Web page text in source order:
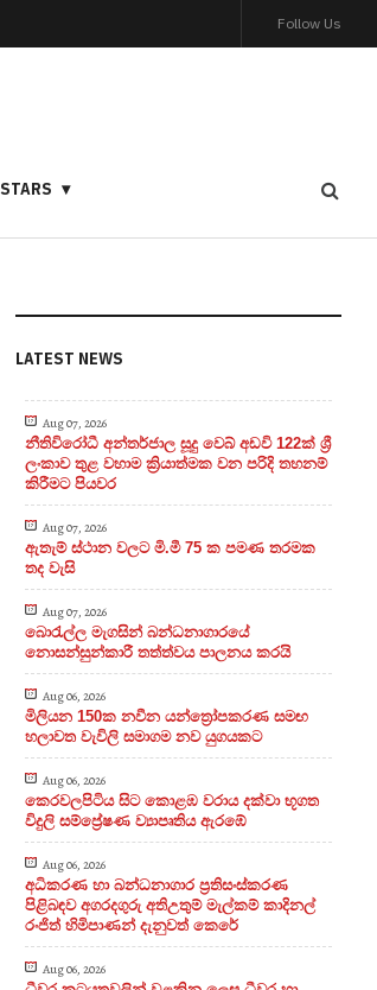
Follow Us
STARS
LATEST NEWS
Aug 07, 2026
නීතිවිරෝධී අන්තර්ජාල සූදු වෙබ් අඩවි 122ක් ශ්‍රී
ලංකාව තුළ වහාම ක්‍රියාත්මක වන පරිදි තහනම්
කිරීමට පියවර
Aug 07, 2026
ඇතැම් ස්ථාන වලට මි.මී 75 ක පමණ තරමක
තද වැසි
Aug 07, 2026
බොරැල්ල මැගසින් බන්ධනාගාරයේ
නොසන්සුන්කාරී තත්ත්වය පාලනය කරයි
Aug 06, 2026
මිලියන 150ක නවීන යන්ත්‍රෝපකරණ සමඟ
හලාවත වැවිලි සමාගම නව යුගයකට
Aug 06, 2026
කෙරවලපිටිය සිට කොළඹ වරාය දක්වා භූගත
විදුලි සම්ප්‍රේෂණ ව්‍යාපෘතිය ඇරඹේ
Aug 06, 2026
අධිකරණ හා බන්ධනාගාර ප්‍රතිසංස්කරණ
පිළිබඳව අගරදගුරු අතිඋතුම් මැල්කම් කාදිනල්
රංජිත් හිමිපාණන් දැනුවත් කෙරේ
Aug 06, 2026